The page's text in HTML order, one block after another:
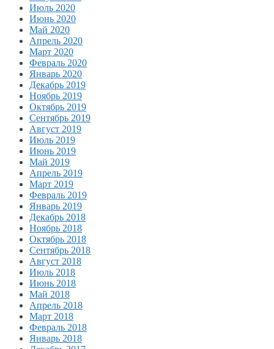
Июль 2020
Июнь 2020
Май 2020
Апрель 2020
Март 2020
Февраль 2020
Январь 2020
Декабрь 2019
Ноябрь 2019
Октябрь 2019
Сентябрь 2019
Август 2019
Июль 2019
Июнь 2019
Май 2019
Апрель 2019
Март 2019
Февраль 2019
Январь 2019
Декабрь 2018
Ноябрь 2018
Октябрь 2018
Сентябрь 2018
Август 2018
Июль 2018
Июнь 2018
Май 2018
Апрель 2018
Март 2018
Февраль 2018
Январь 2018